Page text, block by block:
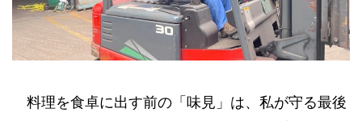
料理を食卓に出す前の「味見」は、私が守る最後